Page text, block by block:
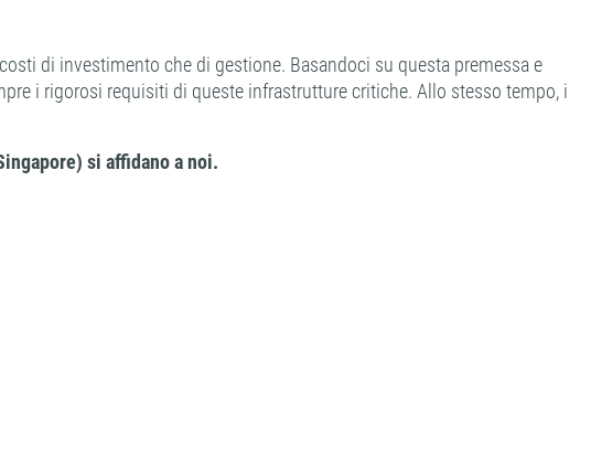
di investimento che di gestione. Basandoci su questa premessa e
i rigorosi requisiti di queste infrastrutture critiche. Allo stesso tempo, i
si affidano a noi.